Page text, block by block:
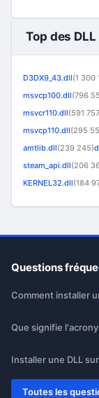
Top des DLL
D3DX9_43.dll(1 300
msvcp100.dll(796
msvcr110.dll(591
msvcp110.dll(295
amtlib.dll(239 245)
steam_api.dll(206
KERNEL32.dll(184
Questions
Comment installer
Que signifie
Installer une DLL
Toutes les